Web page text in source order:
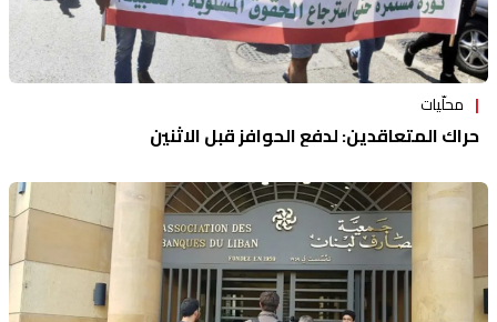
محلّيات
حراك المتعاقدين: لدفع الحوافز قبل الاثنين